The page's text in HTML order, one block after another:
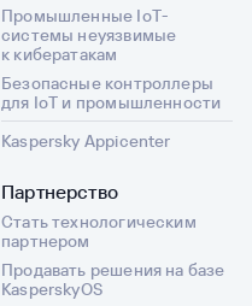
Промышленные IoT-
системы неуязвимые
к кибератакам
Безопасные контроллеры
для IoT и промышленности
Kaspersky Appicenter
Партнерство
Стать технологическим
партнером
Продавать решения на базе
KasperskyOS